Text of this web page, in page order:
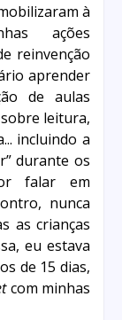
à
ações
reinvenção
aprender
de aulas
leitura,
incluindo a
durante os
falar em
nunca
as crianças
eu estava
de 15 dias,
com minhas